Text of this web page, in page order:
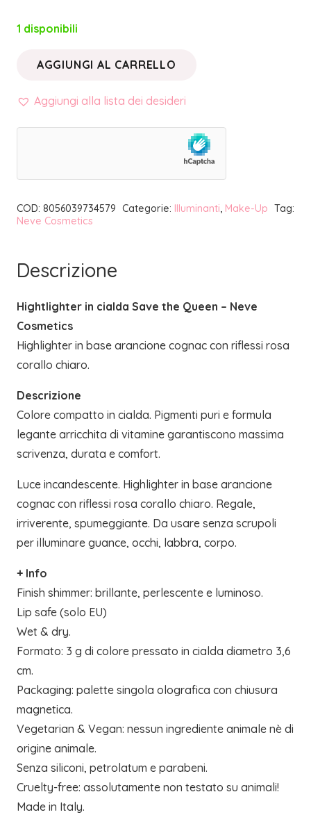
1 disponibili
SAVE
NEVE
AGGIUNGI AL CARRELLO
Aggiungi alla lista dei desideri
COD: 8056039734579 Categorie: Illuminanti Make-Up Tag:
Neve Cosmetics
Descrizione
Hightlighter in cialda Save the Queen – Neve
Cosmetics
Highlighter in base arancione cognac con riflessi rosa
corallo chiaro.
Descrizione
Colore compatto in cialda. Pigmenti puri e formula
legante arricchita di vitamine garantiscono massima
scrivenza, durata e comfort.
Luce incandescente. Highlighter in base arancione
cognac con riflessi rosa corallo chiaro. Regale,
irriverente, spumeggiante. Da usare senza scrupoli
per illuminare guance, occhi, labbra, corpo.
+ Info
Finish shimmer: brillante, perlescente e luminoso.
Lip safe (solo EU)
Wet & dry.
Formato: 3 g di colore pressato in cialda diametro 3,6
cm.
Packaging: palette singola olografica con chiusura
magnetica.
Vegetarian & Vegan: nessun ingrediente animale nè di
origine animale.
Senza siliconi, petrolatum e parabeni.
Cruelty-free: assolutamente non testato su animali!
Made in Italy.